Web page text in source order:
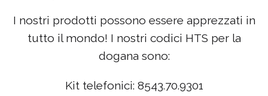
I nostri prodotti possono essere apprezzati in
tutto il mondo! I nostri codici HTS per la
dogana sono:
Kit telefonici: 8543.70.9301